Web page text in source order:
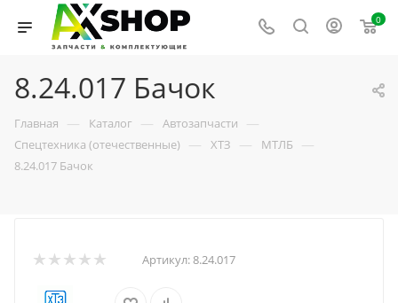
0
8.24.017 Бачок
Главная — Каталог — Автозапчасти —
Спецтехника (отечественные) — ХТЗ — МТЛБ —
8.24.017 Бачок
Артикул:8.24.017